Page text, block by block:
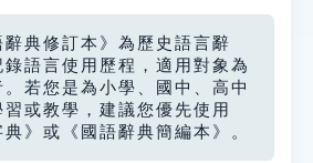
辭典修訂本》為歷史語言辭
語言使用歷程，適用對象為
若您是為小學、國中、高中
習或教學，建議您優先使用
典》或《國語辭典簡編本》。